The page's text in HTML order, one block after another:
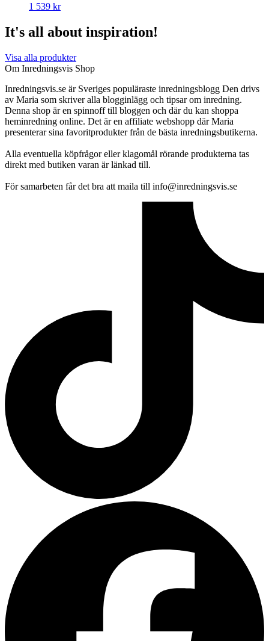
1 539 kr
It's all about inspiration!
Visa alla produkter
Om Inredningsvis Shop
Inredningsvis.se är Sveriges populäraste inredningsblogg Den drivs
av Maria som skriver alla blogginlägg och tipsar om inredning.
Denna shop är en spinnoff till bloggen och där du kan shoppa
heminredning online. Det är en affiliate webshopp där Maria
presenterar sina favoritprodukter från de bästa inredningsbutikerna.
Alla eventuella köpfrågor eller klagomål rörande produkterna tas
direkt med butiken varan är länkad till.
För samarbeten får det bra att maila till info@inredningsvis.se